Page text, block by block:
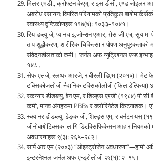
मिलर एमडी., क्रोफ्टन केएम्, राइस डीसी, एण्ड जोइलर
अबरोध रसायन: विपरित परिणामको प्रतिकुल
स्वास्थ्य दृष्टिकोणहरू ११७(७): १०३३–१०४१।
रिय डब्ल्यु जे, प्यान वाइ,जोन्सन एआर, रोस जी एच,
ताप शुद्धीकरण, शारीरिक चिकित्सा र पोषण अनुपूरकताको
संवेदनशीलताको कमी। जर्नल अफ न्युट्रिश्नल एण्ड
१४८ .
सेफ एलजे, स्लथर आरजे, र बीस्ली डिएम (२०१०)।
टक्सिकोजलोजी नैदानिक टक्सिकोलोजी (फिलाडेल्फिया)
स्कन्यार डीडब्ल्यु, बेन एम, र शिल्ड्स एमजी (१९८४) पी सी
कमी, मानव अंगहरूमा PBBs र क्लोरिनेटेड किटनाशक।
स्क्यानर डीडब्ल्यु, डेङ्क जी, शिल्ड्स एम्, र बर्नटन यस्
जीनोबायोटिक्सका लागि डिटक्सिफिकेसन आहार
अवधारणाहरू ९(३): २६५–२८२।
‍सार्प आर एम (२००३) “ओइस्ट्रोजेन अवधारणा”—हामी
इन्टरनेश्नल जर्नल अफ एन्ड्रोलोजी २६(१): २–१५।